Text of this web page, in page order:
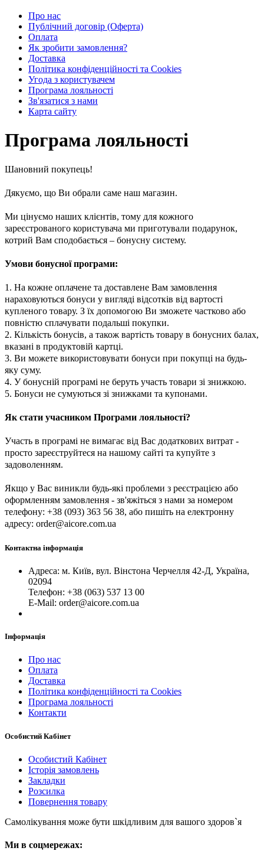
Про нас
Публічний договір (Оферта)
Оплата
Як зробити замовлення?
Доставка
Політика конфіденційності та Cookies
Угода з користувачем
Програма лояльності
Зв'язатися з нами
Карта сайту
Програма лояльності
Шановний покупець!
Дякуємо, що Ви обрали саме наш магазин.
Ми цінуємо наших клієнтів, тому для кожного
зареєстрованого користувача ми приготували подарунок,
котрий Вам сподобається – бонусну систему.
Умови бонусної програми:
1. На кожне оплачене та доставлене Вам замовлення
нараховуються бонуси у вигляді відсотків від вартості
купленого товару. З їх допомогою Ви зможете частково або
повністю сплачувати подальші покупки.
2. Кількість бонусів, а також вартість товару в бонусних балах,
вказані в продуктовій картці.
3. Ви можете використовувати бонуси при покупці на будь-
яку суму.
4. У бонусній програмі не беруть участь товари зі знижкою.
5. Бонуси не сумуються зі знижками та купонами.
Як стати учасником Програми лояльності?
Участь в програмі не вимагає від Вас додаткових витрат -
просто зареєструйтеся на нашому сайті та купуйте з
задоволенням.
Якщо у Вас виникли будь-які проблеми з реєстрацією або
оформленням замовлення - зв'яжіться з нами за номером
телефону: +38 (093) 363 56 38, або пишіть на електронну
адресу: order@aicore.com.ua
Контактна інформація
Адреса: м. Київ, вул. Вінстона Черчелля 42-Д, Україна,
02094
Телефон: +38 (063) 537 13 00
Е-Mail: order@aicore.com.ua
Інформація
Про нас
Оплата
Доставка
Політика конфіденційності та Cookies
Програма лояльності
Контакти
Особистий Кабінет
Особистий Кабінет
Історія замовлень
Закладки
Розсилка
Повернення товару
Самолікування може бути шкідливим для вашого здоров`я
Ми в соцмережах: